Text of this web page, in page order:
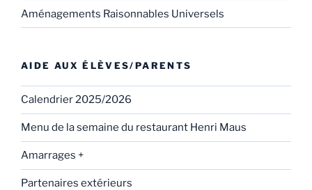
Aménagements Raisonnables Universels
AIDE AUX ÉLÈVES/PARENTS
Calendrier 2025/2026
Menu de la semaine du restaurant Henri Maus
Amarrages +
Partenaires extérieurs